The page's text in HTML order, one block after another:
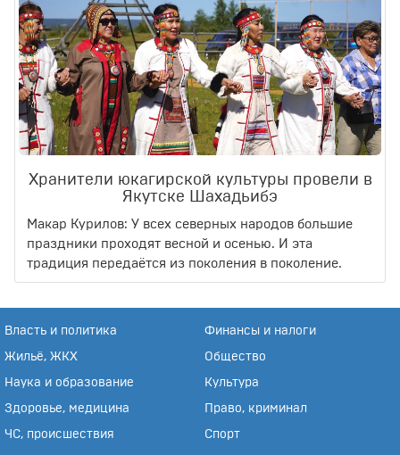
Хранители юкагирской культуры провели в
Якутске Шахадьибэ
Макар Курилов: У всех северных народов большие
праздники проходят весной и осенью. И эта
традиция передаётся из поколения в поколение.
Власть и политика Финансы и налоги
Жильё, ЖКХ Общество
Наука и образование Культура
Здоровье, медицина Право, криминал
ЧС, происшествия Спорт